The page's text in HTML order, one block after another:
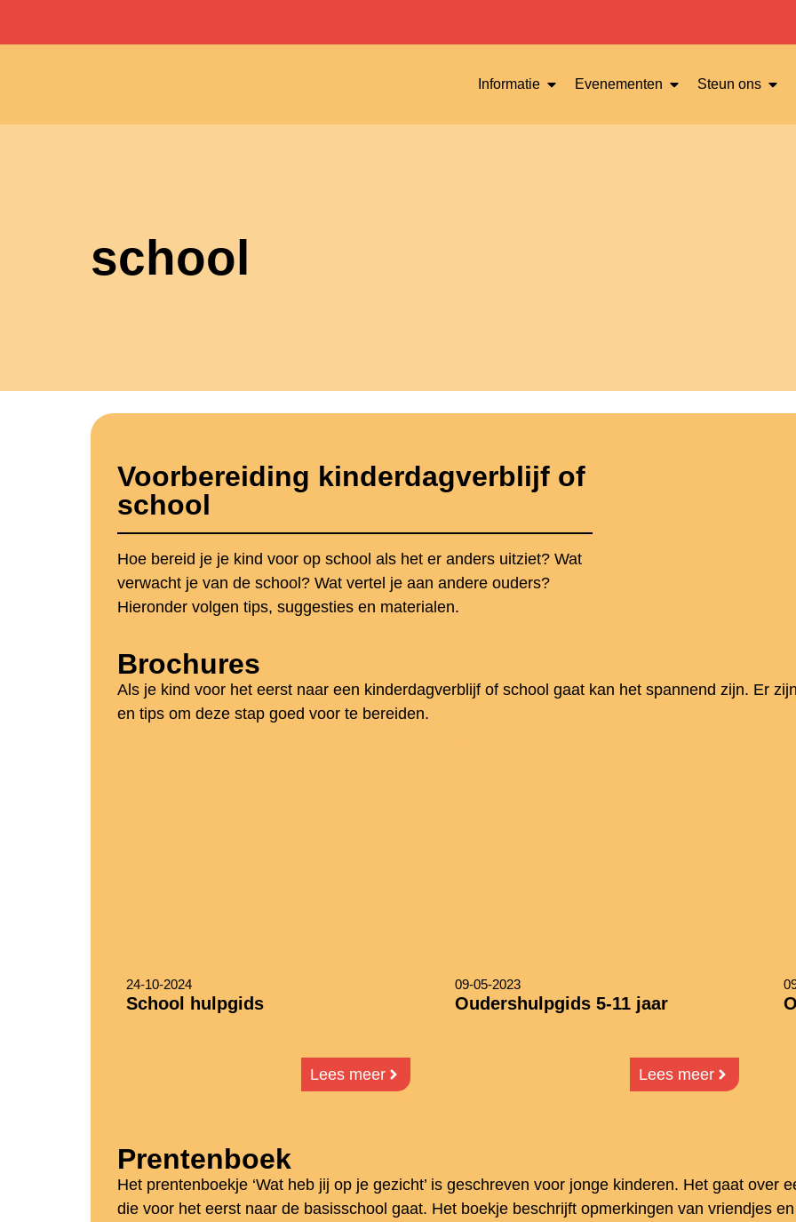
Informatie Evenementen Steun ons
school
Voorbereiding kinderdagverblijf of
school
Hoe bereid je je kind voor op school als het er anders uitziet? Wat
verwacht je van de school? Wat vertel je aan andere ouders?
Hieronder volgen tips, suggesties en materialen.
Brochures
Als je kind voor het eerst naar een kinderdagverblijf of school gaat kan het spannend zijn. Er
en tips om deze stap goed voor te bereiden.
24-10-2024
School hulpgids
Lees meer
09-05-2023
Oudershulpgids 5-11 jaar
Lees meer
Prentenboek
Het prentenboekje ‘Wat heb jij op je gezicht’ is geschreven voor jonge kinderen. Het gaat over
die voor het eerst naar de basisschool gaat. Het boekje beschrijft opmerkingen van vriendjes